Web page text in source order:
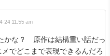
24 11:55 am
かな？ 原作は結構重い話だっ
でどこまで表現できるんだろ